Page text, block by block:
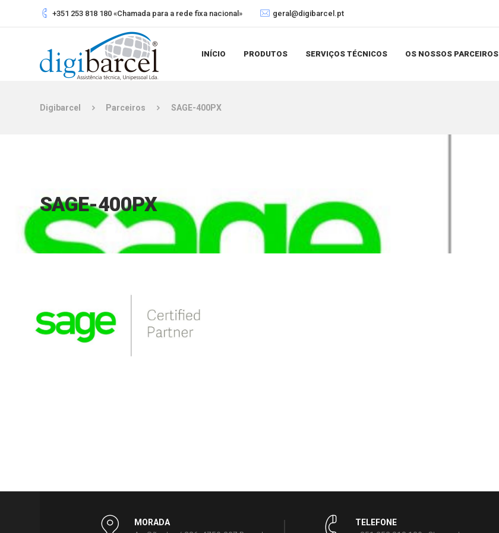
+351 253 818 180 «Chamada para a rede fixa nacional» geral@digibarcel.pt
INÍCIO PRODUTOS SERVIÇOS TÉCNICOS OS NOSSOS PARCEIROS
Digibarcel Parceiros SAGE-400PX
SAGE-400PX
MORADA
TELEFONE